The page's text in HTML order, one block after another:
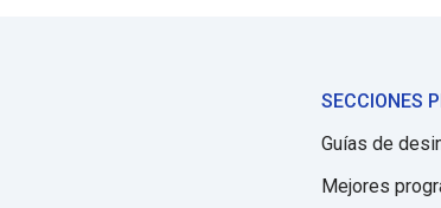
SECCIONES
Guías de
Mejores